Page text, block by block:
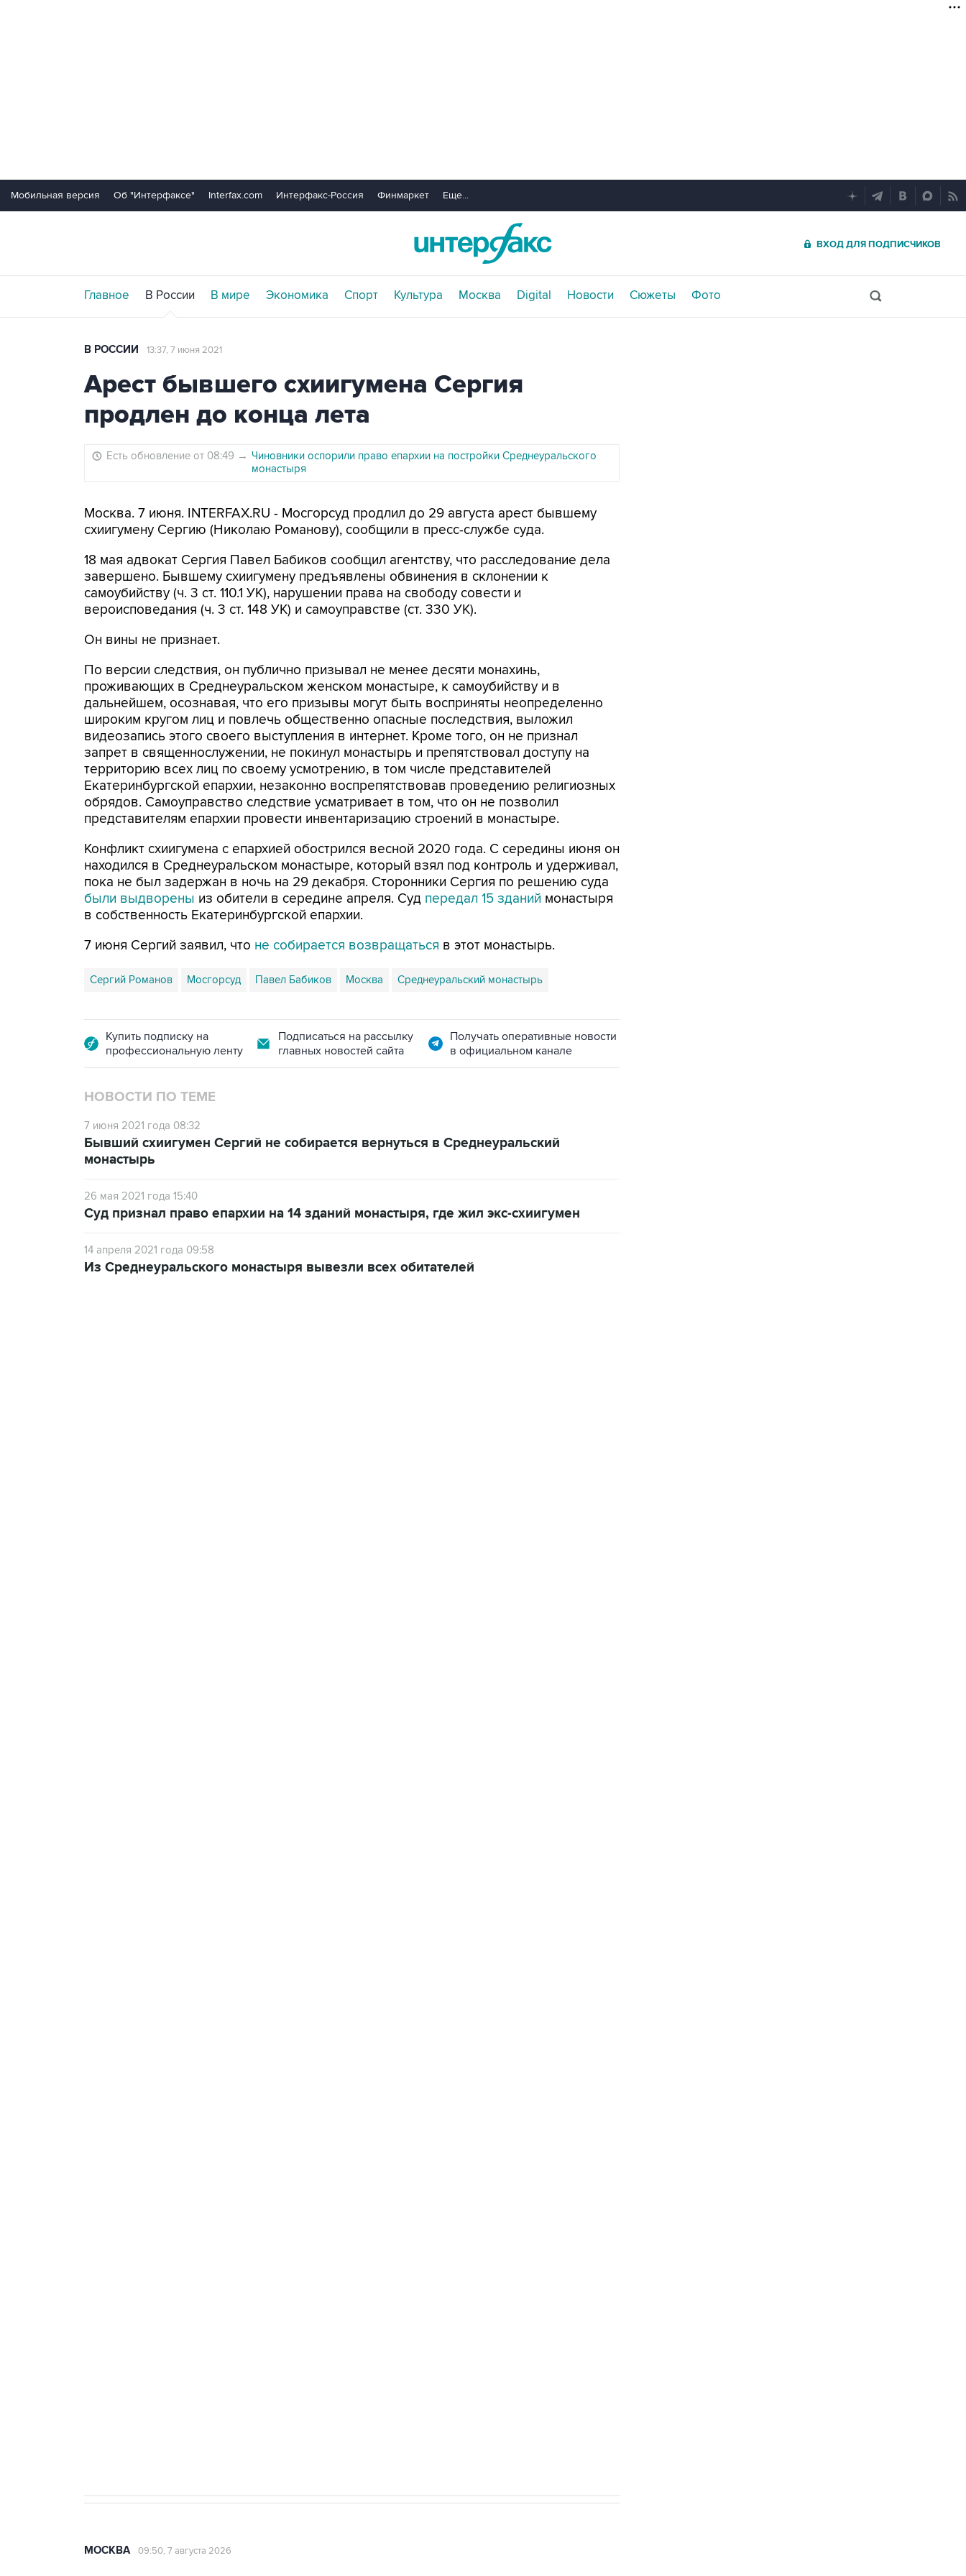
Мобильная версия Об "Интерфаксе" Interfax.com Интерфакс-Россия Финмаркет Еще...
ВХОД ДЛЯ ПОДПИСЧИКОВ
Главное В России В мире Экономика Спорт Культура Москва Digital Новости Сюжеты Фото
В РОССИИ 13:37, 7 июня 2021
Арест бывшего схиигумена Сергия
продлен до конца лета
Есть обновление от 08:49 → Чиновники оспорили право епархии на постройки Среднеуральского
монастыря
Москва. 7 июня. INTERFAX.RU - Мосгорсуд продлил до 29 августа арест бывшему
схиигумену Сергию (Николаю Романову), сообщили в пресс-службе суда.
18 мая адвокат Сергия Павел Бабиков сообщил агентству, что расследование дела
завершено. Бывшему схиигумену предъявлены обвинения в склонении к
самоубийству (ч. 3 ст. 110.1 УК), нарушении права на свободу совести и
вероисповедания (ч. 3 ст. 148 УК) и самоуправстве (ст. 330 УК).
Он вины не признает.
По версии следствия, он публично призывал не менее десяти монахинь,
проживающих в Среднеуральском женском монастыре, к самоубийству и в
дальнейшем, осознавая, что его призывы могут быть восприняты неопределенно
широким кругом лиц и повлечь общественно опасные последствия, выложил
видеозапись этого своего выступления в интернет. Кроме того, он не признал
запрет в священнослужении, не покинул монастырь и препятствовал доступу на
территорию всех лиц по своему усмотрению, в том числе представителей
Екатеринбургской епархии, незаконно воспрепятствовав проведению религиозных
обрядов. Самоуправство следствие усматривает в том, что он не позволил
представителям епархии провести инвентаризацию строений в монастыре.
Конфликт схиигумена с епархией обострился весной 2020 года. С середины июня он
находился в Среднеуральском монастыре, который взял под контроль и удерживал,
пока не был задержан в ночь на 29 декабря. Сторонники Сергия по решению суда
были выдворены из обители в середине апреля. Суд передал 15 зданий монастыря
в собственность Екатеринбургской епархии.
7 июня Сергий заявил, что не собирается возвращаться в этот монастырь.
Сергий Романов Мосгорсуд Павел Бабиков Москва Среднеуральский монастырь
Купить подписку на
профессиональную ленту
Подписаться на рассылку
главных новостей сайта
Получать оперативные новости
в официальном канале
НОВОСТИ ПО ТЕМЕ
7 июня 2021 года 08:32
Бывший схиигумен Сергий не собирается вернуться в Среднеуральский
монастырь
26 мая 2021 года 15:40
Суд признал право епархии на 14 зданий монастыря, где жил экс-схиигумен
14 апреля 2021 года 09:58
Из Среднеуральского монастыря вывезли всех обитателей
МОСКВА 09:50, 7 августа 2026